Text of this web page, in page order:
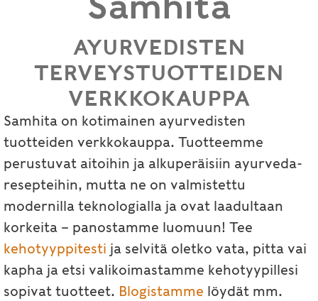
AYURVEDISTEN
TERVEYSTUOTTEIDEN
VERKKOKAUPPA
Samhita on kotimainen ayurvedisten
tuotteiden verkkokauppa. Tuotteemme
perustuvat aitoihin ja alkuperäisiin ayurveda-
resepteihin, mutta ne on valmistettu
modernilla teknologialla ja ovat laadultaan
korkeita – panostamme luomuun! Tee
kehotyyppitesti ja selvitä oletko vata, pitta vai
kapha ja etsi valikoimastamme kehotyypillesi
sopivat tuotteet. Blogistamme löydät mm.